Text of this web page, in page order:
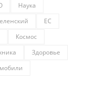
Наука
ЕС
Космос
Здоровье